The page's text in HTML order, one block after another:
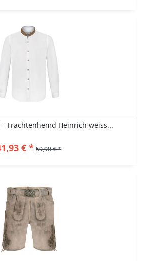
- Trachtenhemd Heinrich weiss...
€ * 59,90 € *